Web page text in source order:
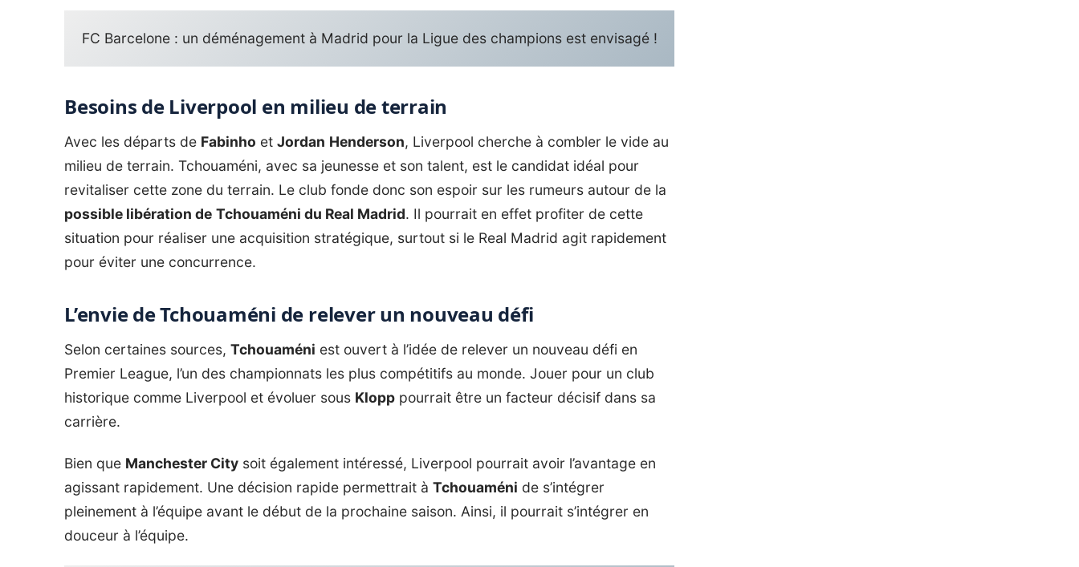
FC Barcelone : un déménagement à Madrid pour la Ligue des champions est envisagé !
Besoins de Liverpool en milieu de terrain
Avec les départs de Fabinho et Jordan Henderson, Liverpool cherche à combler le vide au
milieu de terrain. Tchouaméni, avec sa jeunesse et son talent, est le candidat idéal pour
revitaliser cette zone du terrain. Le club fonde donc son espoir sur les rumeurs autour de la
possible libération de Tchouaméni du Real Madrid. Il pourrait en effet profiter de cette
situation pour réaliser une acquisition stratégique, surtout si le Real Madrid agit rapidement
pour éviter une concurrence.
L’envie de Tchouaméni de relever un nouveau défi
Selon certaines sources, Tchouaméni est ouvert à l’idée de relever un nouveau défi en
Premier League, l’un des championnats les plus compétitifs au monde. Jouer pour un club
historique comme Liverpool et évoluer sous Klopp pourrait être un facteur décisif dans sa
carrière.
Bien que Manchester City soit également intéressé, Liverpool pourrait avoir l’avantage en
agissant rapidement. Une décision rapide permettrait à Tchouaméni de s’intégrer
pleinement à l’équipe avant le début de la prochaine saison. Ainsi, il pourrait s’intégrer en
douceur à l’équipe.